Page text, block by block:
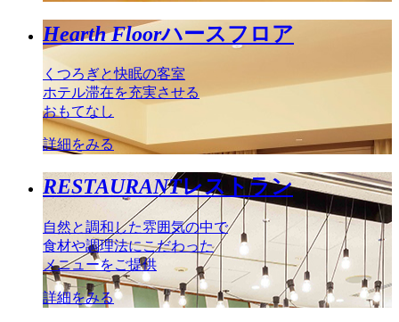
Hearth Floorハースフロア
くつろぎと快眠の客室
ホテル滞在を充実させる
おもてなし
詳細をみる
RESTAURANTレストラン
自然と調和した雰囲気の中で
食材や調理法にこだわった
メニューをご提供
詳細をみる